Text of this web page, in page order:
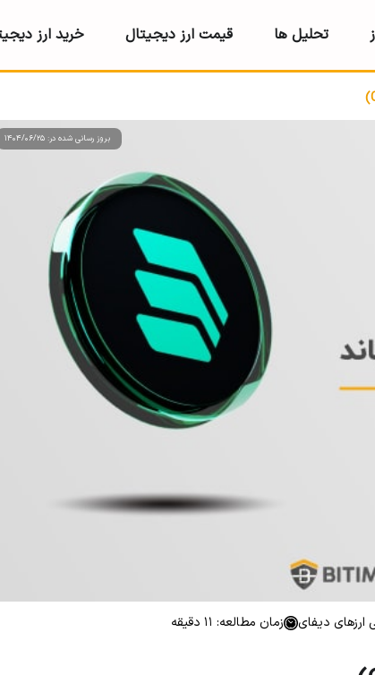
تحلیل ها قیمت ارز دیجیتال خرید ارز
بروز رسانی شده در: 1404/06/25
ارزهای دیفای زمان مطالعه: 11 دقیقه